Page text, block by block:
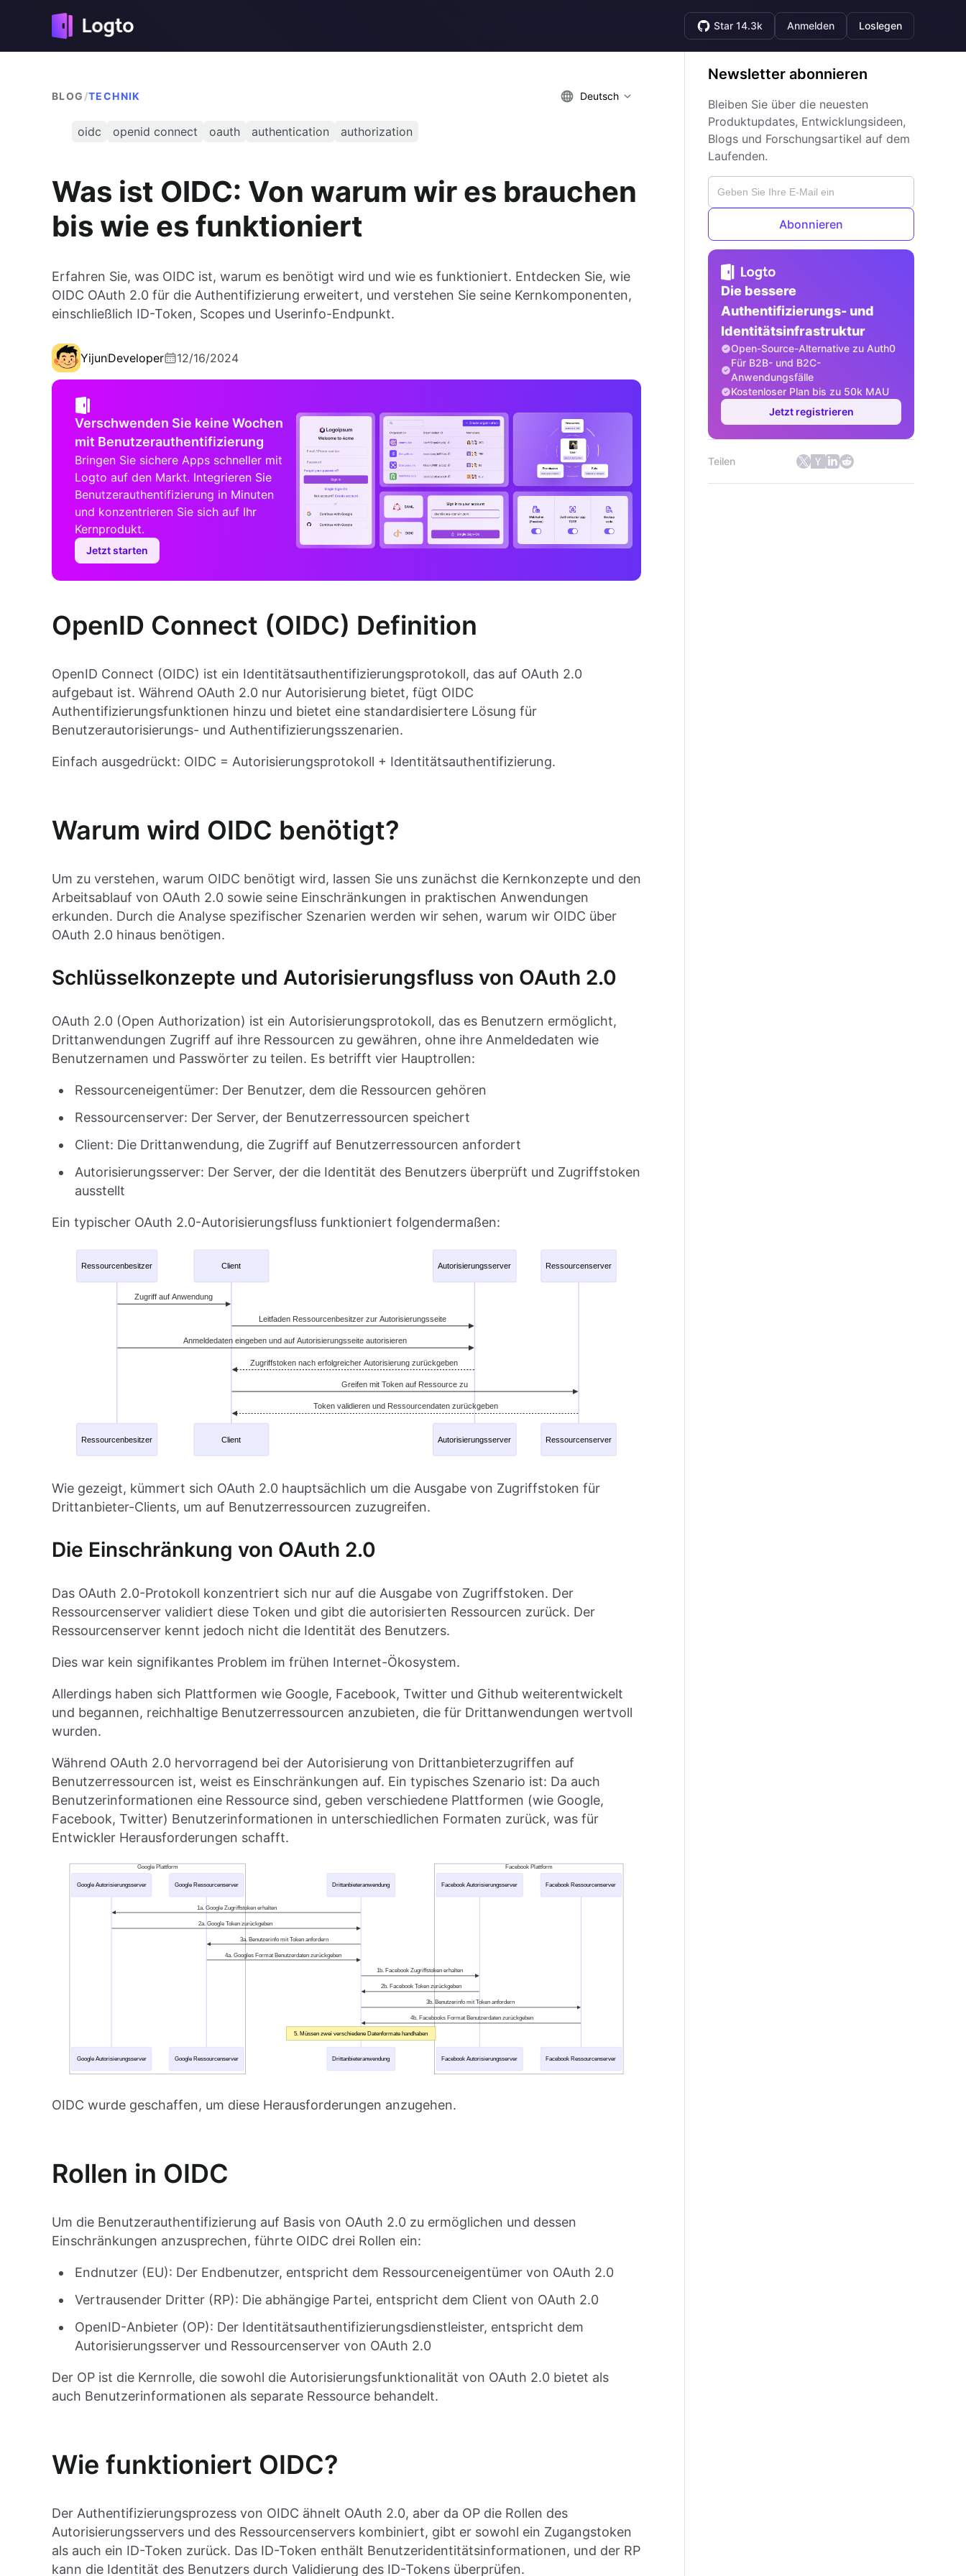
Star 14.3k Anmelden Loslegen
BLOG /TECHNIK Deutsch
oidc openid connect oauth authentication authorization
Was ist OIDC: Von warum wir es brauchen
bis wie es funktioniert
Erfahren Sie, was OIDC ist, warum es benötigt wird und wie es funktioniert. Entdecken Sie, wie
OIDC OAuth 2.0 für die Authentifizierung erweitert, und verstehen Sie seine Kernkomponenten,
einschließlich ID-Token, Scopes und Userinfo-Endpunkt.
YijunDeveloper 12/16/2024
Verschwenden Sie keine Wochen
mit Benutzerauthentifizierung
Bringen Sie sichere Apps schneller mit
Logto auf den Markt. Integrieren Sie
Benutzerauthentifizierung in Minuten
und konzentrieren Sie sich auf Ihr
Kernprodukt.
Jetzt starten
OpenID Connect (OIDC) Definition
OpenID Connect (OIDC) ist ein Identitätsauthentifizierungsprotokoll, das auf OAuth 2.0
aufgebaut ist. Während OAuth 2.0 nur Autorisierung bietet, fügt OIDC
Authentifizierungsfunktionen hinzu und bietet eine standardisiertere Lösung für
Benutzerautorisierungs- und Authentifizierungsszenarien.
Einfach ausgedrückt: OIDC = Autorisierungsprotokoll + Identitätsauthentifizierung.
Warum wird OIDC benötigt?
Um zu verstehen, warum OIDC benötigt wird, lassen Sie uns zunächst die Kernkonzepte und den
Arbeitsablauf von OAuth 2.0 sowie seine Einschränkungen in praktischen Anwendungen
erkunden. Durch die Analyse spezifischer Szenarien werden wir sehen, warum wir OIDC über
OAuth 2.0 hinaus benötigen.
Schlüsselkonzepte und Autorisierungsfluss von OAuth 2.0
OAuth 2.0 (Open Authorization) ist ein Autorisierungsprotokoll, das es Benutzern ermöglicht,
Drittanwendungen Zugriff auf ihre Ressourcen zu gewähren, ohne ihre Anmeldedaten wie
Benutzernamen und Passwörter zu teilen. Es betrifft vier Hauptrollen:
Ressourceneigentümer: Der Benutzer, dem die Ressourcen gehören
Ressourcenserver: Der Server, der Benutzerressourcen speichert
Client: Die Drittanwendung, die Zugriff auf Benutzerressourcen anfordert
Autorisierungsserver: Der Server, der die Identität des Benutzers überprüft und Zugriffstoken
ausstellt
Ein typischer OAuth 2.0-Autorisierungsfluss funktioniert folgendermaßen:
Wie gezeigt, kümmert sich OAuth 2.0 hauptsächlich um die Ausgabe von Zugriffstoken für
Drittanbieter-Clients, um auf Benutzerressourcen zuzugreifen.
Die Einschränkung von OAuth 2.0
Das OAuth 2.0-Protokoll konzentriert sich nur auf die Ausgabe von Zugriffstoken. Der
Ressourcenserver validiert diese Token und gibt die autorisierten Ressourcen zurück. Der
Ressourcenserver kennt jedoch nicht die Identität des Benutzers.
Dies war kein signifikantes Problem im frühen Internet-Ökosystem.
Allerdings haben sich Plattformen wie Google, Facebook, Twitter und Github weiterentwickelt
und begannen, reichhaltige Benutzerressourcen anzubieten, die für Drittanwendungen wertvoll
wurden.
Während OAuth 2.0 hervorragend bei der Autorisierung von Drittanbieterzugriffen auf
Benutzerressourcen ist, weist es Einschränkungen auf. Ein typisches Szenario ist: Da auch
Benutzerinformationen eine Ressource sind, geben verschiedene Plattformen (wie Google,
Facebook, Twitter) Benutzerinformationen in unterschiedlichen Formaten zurück, was für
Entwickler Herausforderungen schafft.
OIDC wurde geschaffen, um diese Herausforderungen anzugehen.
Rollen in OIDC
Um die Benutzerauthentifizierung auf Basis von OAuth 2.0 zu ermöglichen und dessen
Einschränkungen anzusprechen, führte OIDC drei Rollen ein:
Endnutzer (EU): Der Endbenutzer, entspricht dem Ressourceneigentümer von OAuth 2.0
Vertrausender Dritter (RP): Die abhängige Partei, entspricht dem Client von OAuth 2.0
OpenID-Anbieter (OP): Der Identitätsauthentifizierungsdienstleister, entspricht dem
Autorisierungsserver und Ressourcenserver von OAuth 2.0
Der OP ist die Kernrolle, die sowohl die Autorisierungsfunktionalität von OAuth 2.0 bietet als
auch Benutzerinformationen als separate Ressource behandelt.
Wie funktioniert OIDC?
Der Authentifizierungsprozess von OIDC ähnelt OAuth 2.0, aber da OP die Rollen des
Autorisierungsservers und des Ressourcenservers kombiniert, gibt er sowohl ein Zugangstoken
als auch ein ID-Token zurück. Das ID-Token enthält Benutzeridentitätsinformationen, und der RP
kann die Identität des Benutzers durch Validierung des ID-Tokens überprüfen.
Newsletter abonnieren
Bleiben Sie über die neuesten
Produktupdates, Entwicklungsideen,
Blogs und Forschungsartikel auf dem
Laufenden.
Abonnieren
Die bessere
Authentifizierungs- und
Identitätsinfrastruktur
Open-Source-Alternative zu Auth0
Für B2B- und B2C-
Anwendungsfälle
Kostenloser Plan bis zu 50k MAU
Jetzt registrieren
Teilen